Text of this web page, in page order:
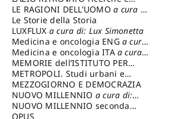
restauri
LE RAGIONI DELL'UOMOa cura di:
Lombardi Satriani Luigi
Le Storie della Storia
LUXFLUX a cura di: Lux Simonetta
Medicina e oncologia ENG a cura
di: Lopez Massimo
Medicina e oncologia ITA a cura
di: Lopez Massimo
MEMORIE dell’ISTITUTO PER
STORIA DEL RISORGIMENTO
METROPOLI. Studi urbani e
regionali
MEZZOGIORNO E DEMOCRAZIA
NUOVO MILLENNIO a cura di:
Capaldo Pellegrino
NUOVO MILLENNIO seconda
serie
OPUS